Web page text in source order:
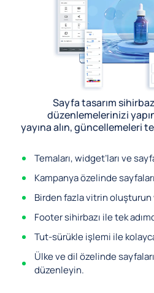
Sayfa tasarım
düzenlemelerinizi
yayına alın, güncellemeleri
Temaları, widget’ları ve
Kampanya özelinde
Birden fazla vitrin
Footer sihirbazı ile tek
Tut-sürükle işlemi ile
Ülke ve dil özelinde
düzenleyin.